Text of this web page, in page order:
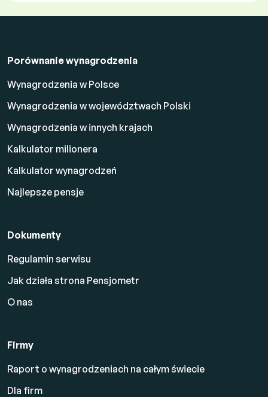
Porównanie wynagrodzenia
Wynagrodzenia w Polsce
Wynagrodzenia w województwach Polski
Wynagrodzenia w innych krajach
Kalkulator milionera
Kalkulator wynagrodzeń
Najlepsze pensje
Dokumenty
Regulamin serwisu
Jak działa strona Pensjometr
O nas
Firmy
Raport o wynagrodzeniach na całym świecie
Dla firm